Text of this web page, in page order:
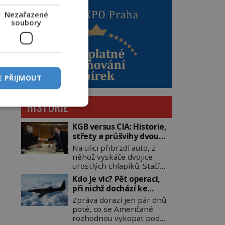
HISTORIE
KGB versus CIA: Historie,
střety a průšvihy dvou
nejznámějších tajných
služeb historie
Na ulici přibrzdí auto, z
něhož vyskáče dvojice
urostlých chlapíků. Stačí
pár vteřin a už agresivně
buší na dveře. O další
okamžik později vlečou
nebožáka do auta, a pak už
ho nikdy nikdo nespatří.
Dostal se totiž do rukou
Kdo je víc? Pět operací,
při nichž dochází ke
střetu obou tajných
služeb
Zpráva dorazí jen pár dnů
poté, co se Američané
rozhodnou vykopat pod
Nezařazené
soubory
PŘIJMOUT